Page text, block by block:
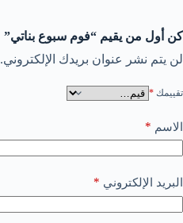
كن أول من يقيم “فوم سبوع بناتي”
لن يتم نشر عنوان بريدك الإلكتروني.
تقييمك *
الاسم *
البريد الإلكتروني *